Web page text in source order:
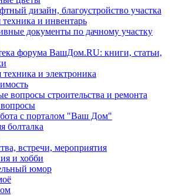
дизайн, благоустройство участка
техника и инвентарь
документы по дачному участку
форума ВашДом.RU: книги, статьи,
техника и электроника
вопросы строительства и ремонта
с порталом "Ваш Дом"
болталка
встречи, мероприятия
и хобби
юмор